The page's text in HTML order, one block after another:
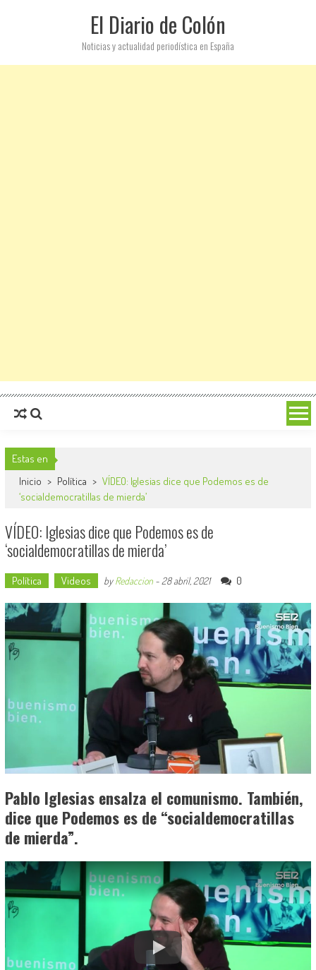
El Diario de Colón
Noticias y actualidad periodística en España
Estas en
Inicio > Política > VÍDEO: Iglesias dice que Podemos es de
‘socialdemocratillas de mierda’
VÍDEO: Iglesias dice que Podemos es de
‘socialdemocratillas de mierda’
Política Videos byRedaccion- 28 abril, 2021 0
Pablo Iglesias ensalza el comunismo. También,
dice que Podemos es de “socialdemocratillas
de mierda”.